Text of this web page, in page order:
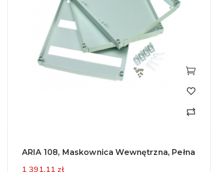
ARIA 108, Maskownica Wewnętrzna, Pełna
1 391,11 zł